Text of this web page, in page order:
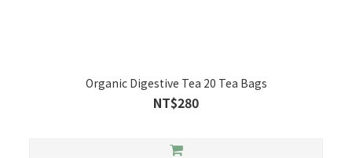
Organic Digestive Tea 20 Tea Bags
NT$280